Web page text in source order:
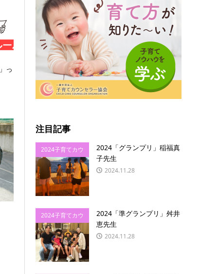
っ
注目記事
2024子育てカウ
ンセラー協会ビ
フォーアフター
2024「グランプリ」稲福真
子先生
2024.11.28
2024子育てカウ
ンセラー協会ビ
フォーアフター
2024「準グランプリ」舛井
恵先生
2024.11.28